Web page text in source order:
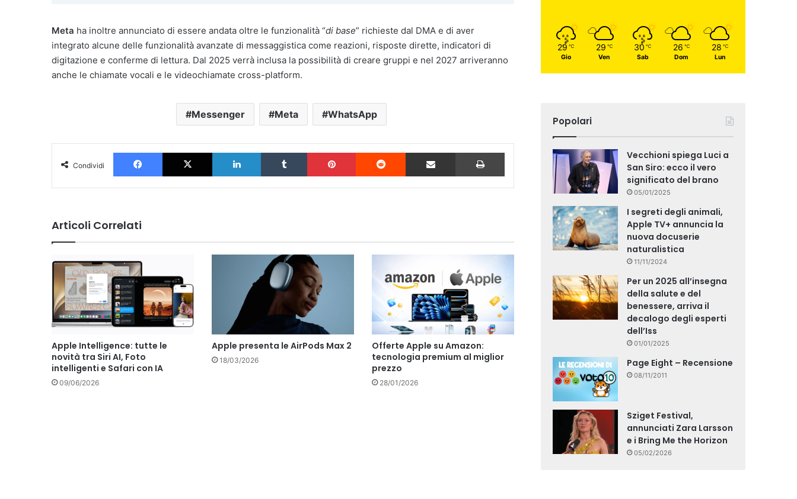
Meta ha inoltre annunciato di essere andata oltre le funzionalità “di base” richieste dal DMA e di aver
integrato alcune delle funzionalità avanzate di messaggistica come reazioni, risposte dirette, indicatori di
digitazione e conferme di lettura. Dal 2025 verrà inclusa la possibilità di creare gruppi e nel 2027 arriveranno
anche le chiamate vocali e le videochiamate cross-platform.
Messenger Meta WhatsApp
Condividi
Facebook X LinkedIn Tumblr Pinterest Reddit Condividi via Email Stampa
Articoli Correlati
Apple Intelligence: tutte le
novità tra Siri AI, Foto
intelligenti e Safari con IA
09/06/2026
Apple presenta le AirPods Max 2
18/03/2026
Offerte Apple su Amazon:
tecnologia premium al miglior
prezzo
28/01/2026
29 ℃
Gio
29 ℃
Ven
30 ℃
Sab
26 ℃
Dom
28 ℃
Lun
Popolari
Vecchioni spiega Luci a
San Siro: ecco il vero
significato del brano
05/01/2025
I segreti degli animali,
Apple TV+ annuncia la
nuova docuserie
naturalistica
11/11/2024
Per un 2025 all’insegna
della salute e del
benessere, arriva il
decalogo degli esperti
dell’Iss
01/01/2025
Page Eight – Recensione
08/11/2011
Sziget Festival,
annunciati Zara Larsson
e i Bring Me the Horizon
05/02/2026